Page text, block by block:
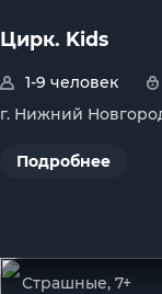
Цирк. Kids
1-9 человек
г. Нижний
Подробнее
Страшные, 7+